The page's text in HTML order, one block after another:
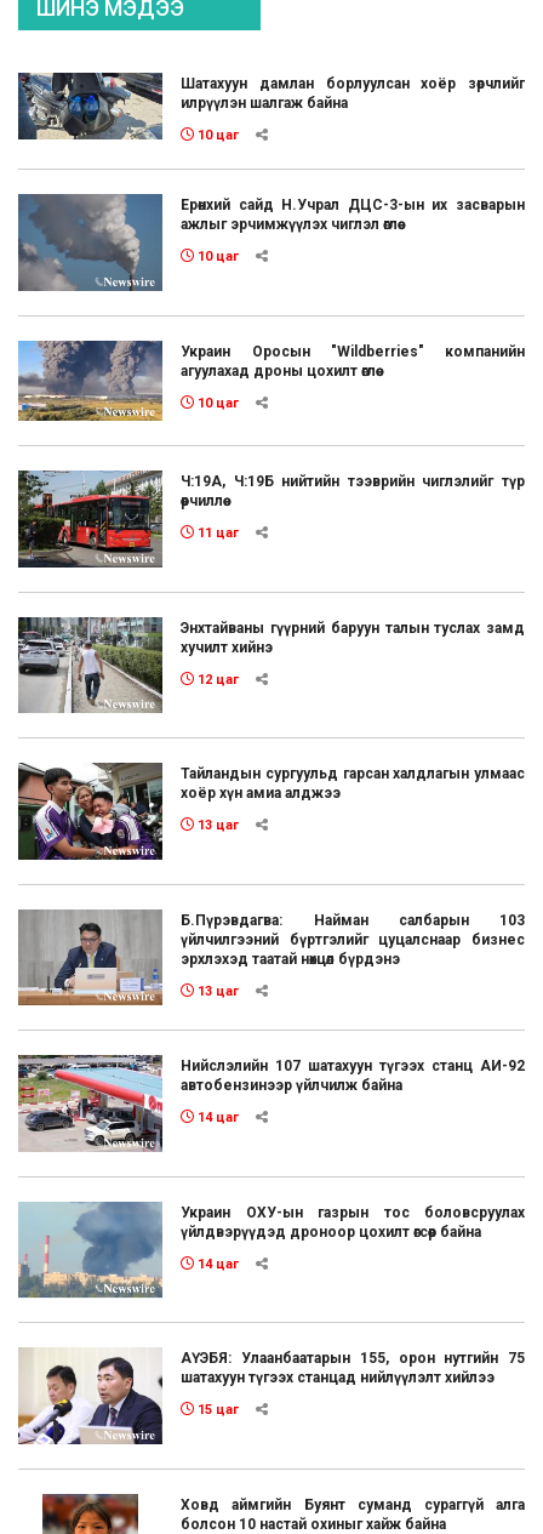
ШИНЭ МЭДЭЭ
Шатахуун дамлан борлуулсан хоёр зөрчлийг
илрүүлэн шалгаж байна
10 цаг
Ерөнхий сайд Н.Учрал ДЦС-3-ын их засварын
ажлыг эрчимжүүлэх чиглэл өглөө
10 цаг
Украин Оросын "Wildberries" компанийн
агуулахад дроны цохилт өглөө
10 цаг
Ч:19А, Ч:19Б нийтийн тээврийн чиглэлийг түр
өөрчиллөө
11 цаг
Энхтайваны гүүрний баруун талын туслах замд
хучилт хийнэ
12 цаг
Тайландын сургуульд гарсан халдлагын улмаас
хоёр хүн амиа алджээ
13 цаг
Б.Пүрэвдагва: Найман салбарын 103
үйлчилгээний бүртгэлийг цуцалснаар бизнес
эрхлэхэд таатай нөхцөл бүрдэнэ
13 цаг
Нийслэлийн 107 шатахуун түгээх станц АИ-92
автобензинээр үйлчилж байна
14 цаг
Украин ОХУ-ын газрын тос боловсруулах
үйлдвэрүүдэд дроноор цохилт өгсөөр байна
14 цаг
АҮЭБЯ: Улаанбаатарын 155, орон нутгийн 75
шатахуун түгээх станцад нийлүүлэлт хийлээ
15 цаг
Ховд аймгийн Буянт суманд сураггүй алга
болсон 10 настай охиныг хайж байна